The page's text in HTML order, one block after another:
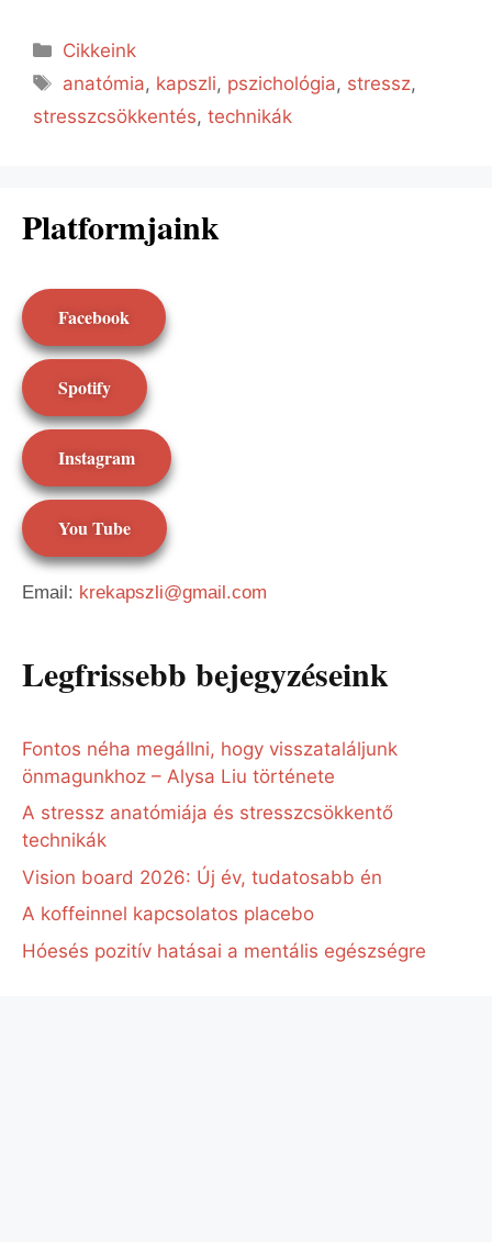
Cikkeink
anatómia, kapszli, pszichológia, stressz,
stresszcsökkentés, technikák
Platformjaink
Facebook
Spotify
Instagram
You Tube
Email: krekapszli@gmail.com
Legfrissebb bejegyzéseink
Fontos néha megállni, hogy visszataláljunk
önmagunkhoz – Alysa Liu története
A stressz anatómiája és stresszcsökkentő
technikák
Vision board 2026: Új év, tudatosabb én
A koffeinnel kapcsolatos placebo
Hóesés pozitív hatásai a mentális egészségre